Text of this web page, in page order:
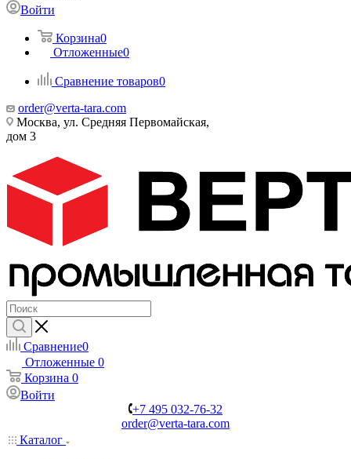
Войти
Корзина0
Отложенные0
Сравнение товаров0
order@verta-tara.com
Москва, ул. Средняя Первомайская,
дом 3
Сравнение0
Отложенные 0
Корзина 0
Войти
+7 495 032-76-32
order@verta-tara.com
Каталог